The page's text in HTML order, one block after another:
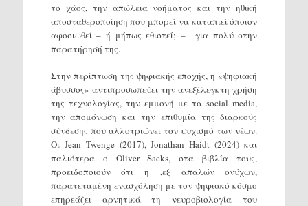
το χάος, την απώλεια νοήματος και την ηθική
αποσταθεροποίηση που μπορεί να καταπιεί όποιον
αφοσιωθεί – ή μήπως εθιστεί; – για πολύ στην
παρατήρησή της.
Στην περίπτωση της ψηφιακής εποχής, η «ψηφιακή
άβυσσος» αντιπροσωπεύει την ανεξέλεγκτη χρήση
της τεχνολογίας, την εμμονή με τα social media,
την απομόνωση και την επιθυμία της διαρκούς
σύνδεσης που αλλοτριώνει τον ψυχισμό των νέων.
Οι Jean Twenge (2017), Jonathan Haidt (2024) και
παλιότερα ο Oliver Sacks, στα βιβλία τους,
προειδοποιούν ότι η ,εξ απαλών ονύχων,
παρατεταμένη ενασχόληση με τον ψηφιακό κόσμο
επηρεάζει αρνητικά τη νευροβιολογία του